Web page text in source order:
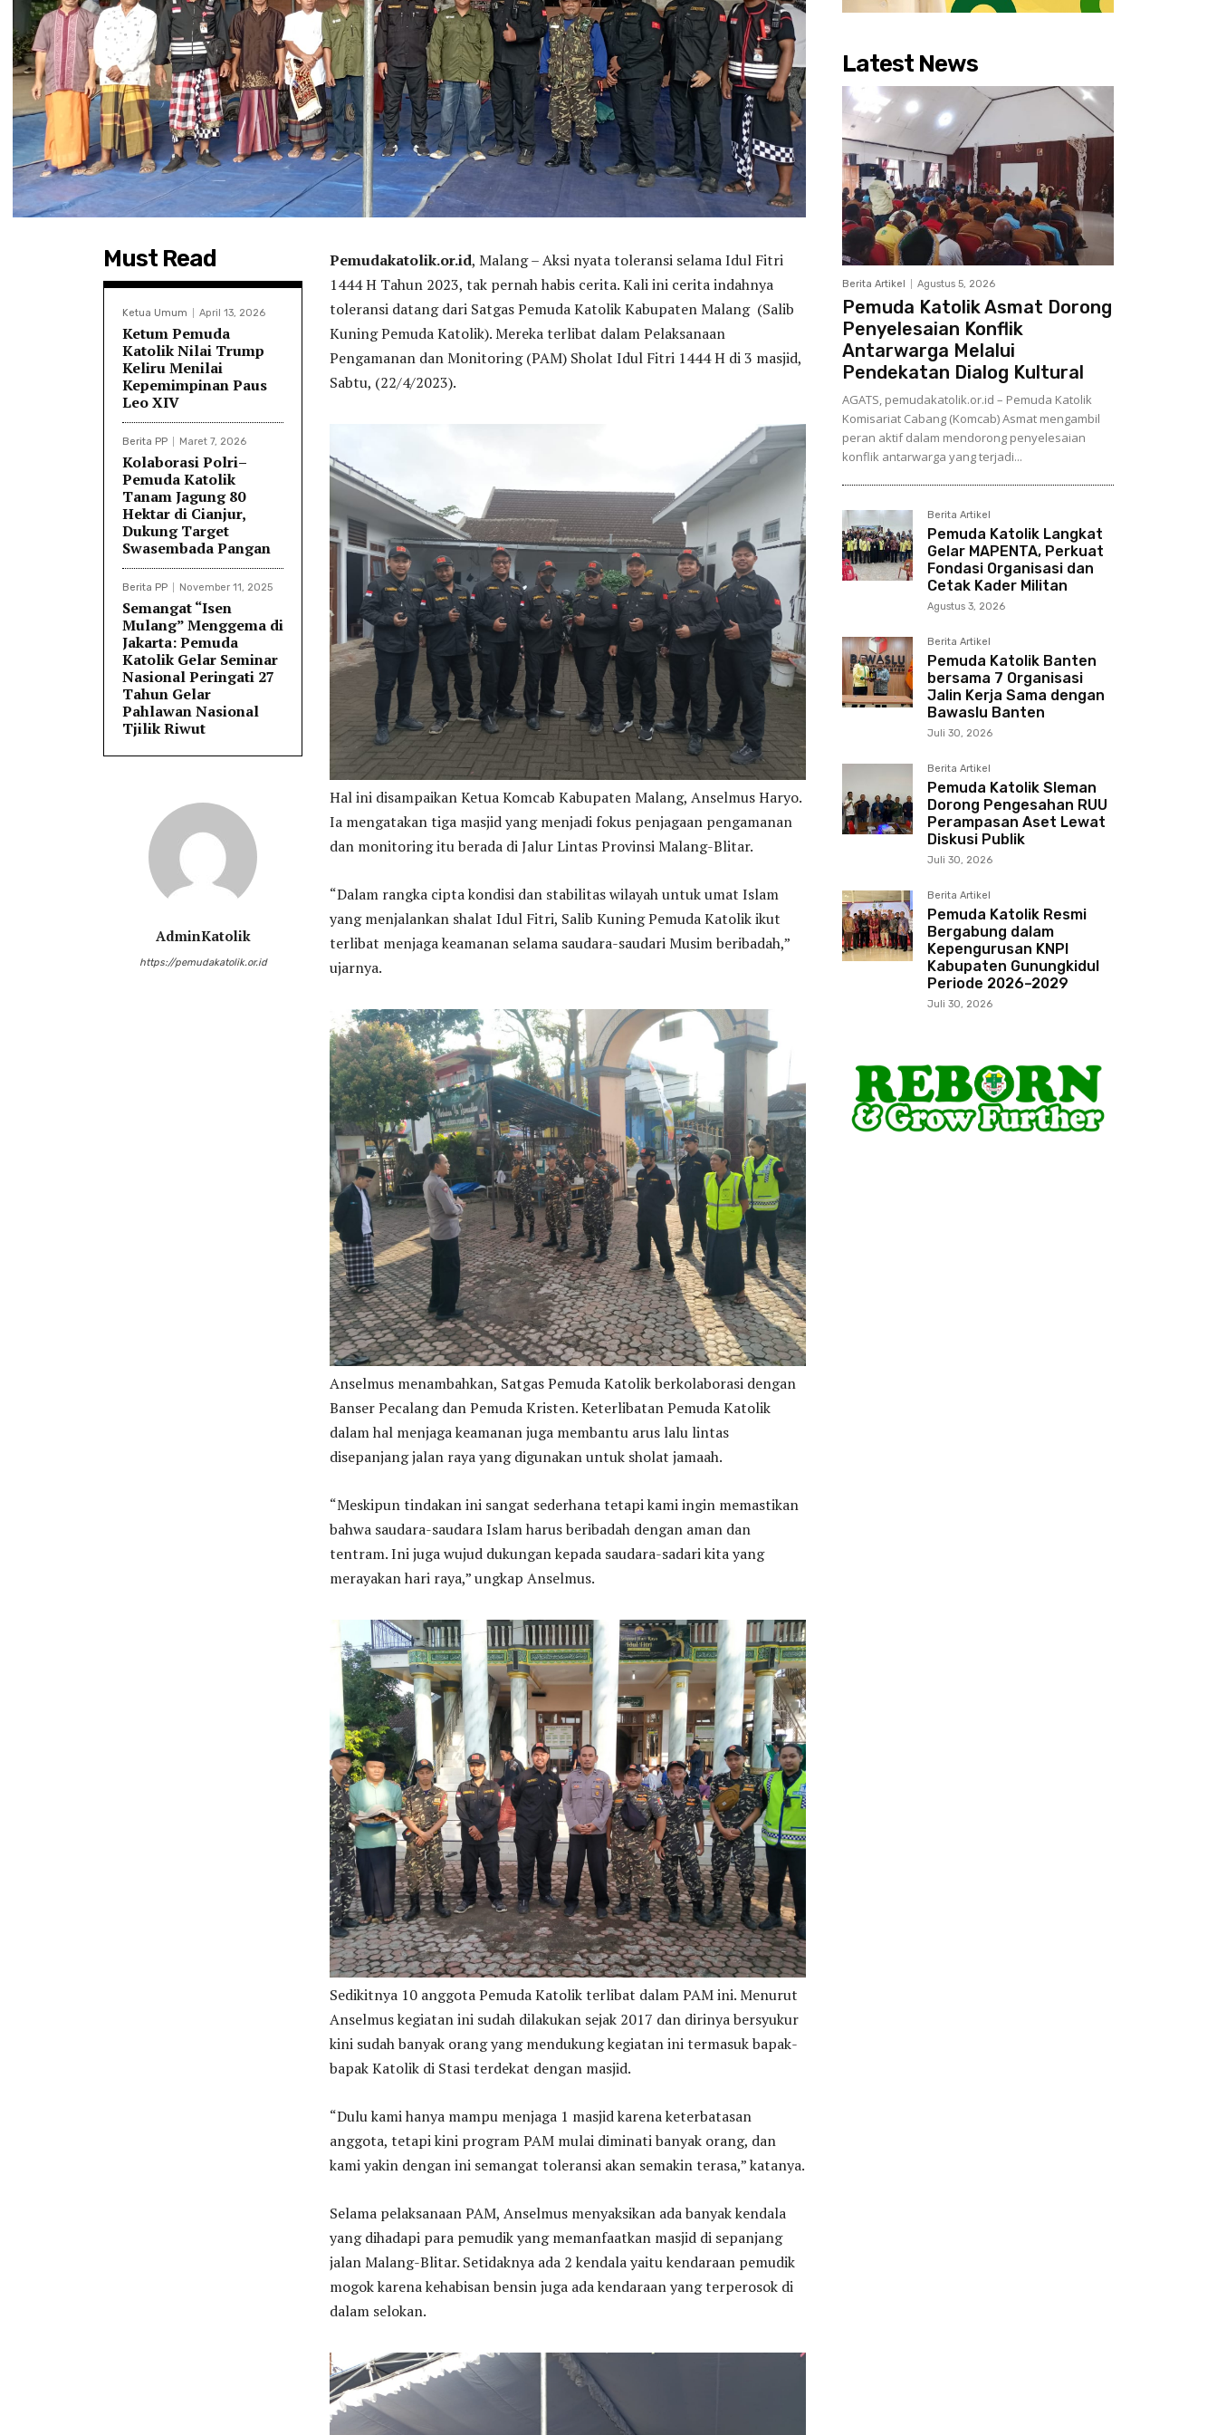
Must Read
Ketua Umum April 13, 2026
Ketum Pemuda
Katolik Nilai Trump
Keliru Menilai
Kepemimpinan Paus
Leo XIV
Berita PP Maret 7, 2026
Kolaborasi Polri–
Pemuda Katolik
Tanam Jagung 80
Hektar di Cianjur,
Dukung Target
Swasembada Pangan
Berita PP November 11, 2025
Semangat “Isen
Mulang” Menggema di
Jakarta: Pemuda
Katolik Gelar Seminar
Nasional Peringati 27
Tahun Gelar
Pahlawan Nasional
Tjilik Riwut
AdminKatolik
https://pemudakatolik.or.id
Pemudakatolik.or.id, Malang – Aksi nyata toleransi selama Idul Fitri
1444 H Tahun 2023, tak pernah habis cerita. Kali ini cerita indahnya
toleransi datang dari Satgas Pemuda Katolik Kabupaten Malang (Salib
Kuning Pemuda Katolik). Mereka terlibat dalam Pelaksanaan
Pengamanan dan Monitoring (PAM) Sholat Idul Fitri 1444 H di 3 masjid,
Sabtu, (22/4/2023).
Hal ini disampaikan Ketua Komcab Kabupaten Malang, Anselmus Haryo.
Ia mengatakan tiga masjid yang menjadi fokus penjagaan pengamanan
dan monitoring itu berada di Jalur Lintas Provinsi Malang-Blitar.
“Dalam rangka cipta kondisi dan stabilitas wilayah untuk umat Islam
yang menjalankan shalat Idul Fitri, Salib Kuning Pemuda Katolik ikut
terlibat menjaga keamanan selama saudara-saudari Musim beribadah,”
ujarnya.
Anselmus menambahkan, Satgas Pemuda Katolik berkolaborasi dengan
Banser Pecalang dan Pemuda Kristen. Keterlibatan Pemuda Katolik
dalam hal menjaga keamanan juga membantu arus lalu lintas
disepanjang jalan raya yang digunakan untuk sholat jamaah.
“Meskipun tindakan ini sangat sederhana tetapi kami ingin memastikan
bahwa saudara-saudara Islam harus beribadah dengan aman dan
tentram. Ini juga wujud dukungan kepada saudara-sadari kita yang
merayakan hari raya,” ungkap Anselmus.
Sedikitnya 10 anggota Pemuda Katolik terlibat dalam PAM ini. Menurut
Anselmus kegiatan ini sudah dilakukan sejak 2017 dan dirinya bersyukur
kini sudah banyak orang yang mendukung kegiatan ini termasuk bapak-
bapak Katolik di Stasi terdekat dengan masjid.
“Dulu kami hanya mampu menjaga 1 masjid karena keterbatasan
anggota, tetapi kini program PAM mulai diminati banyak orang, dan
kami yakin dengan ini semangat toleransi akan semakin terasa,” katanya.
Selama pelaksanaan PAM, Anselmus menyaksikan ada banyak kendala
yang dihadapi para pemudik yang memanfaatkan masjid di sepanjang
jalan Malang-Blitar. Setidaknya ada 2 kendala yaitu kendaraan pemudik
mogok karena kehabisan bensin juga ada kendaraan yang terperosok di
dalam selokan.
Latest News
Berita Artikel Agustus 5, 2026
Pemuda Katolik Asmat Dorong
Penyelesaian Konflik
Antarwarga Melalui
Pendekatan Dialog Kultural
AGATS, pemudakatolik.or.id – Pemuda Katolik
Komisariat Cabang (Komcab) Asmat mengambil
peran aktif dalam mendorong penyelesaian
konflik antarwarga yang terjadi...
Berita Artikel
Pemuda Katolik Langkat
Gelar MAPENTA, Perkuat
Fondasi Organisasi dan
Cetak Kader Militan
Agustus 3, 2026
Berita Artikel
Pemuda Katolik Banten
bersama 7 Organisasi
Jalin Kerja Sama dengan
Bawaslu Banten
Juli 30, 2026
Berita Artikel
Pemuda Katolik Sleman
Dorong Pengesahan RUU
Perampasan Aset Lewat
Diskusi Publik
Juli 30, 2026
Berita Artikel
Pemuda Katolik Resmi
Bergabung dalam
Kepengurusan KNPI
Kabupaten Gunungkidul
Periode 2026–2029
Juli 30, 2026